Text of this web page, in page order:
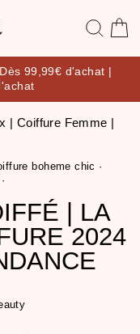
99,99€ d'achat |
| Coiffure Femme |
boheme chic ·
·
| LA
2024